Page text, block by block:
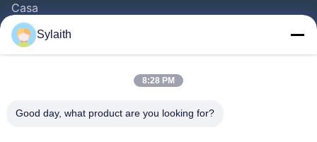
Casa
Prodotti
Video
Fatory Tour
Sylaith
8:28 PM
Good day, what product are you looking for?